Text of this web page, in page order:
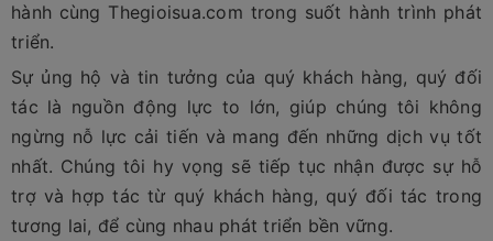
hành cùng Thegioisua.com trong suốt hành trình phát
triển.
Sự ủng hộ và tin tưởng của quý khách hàng, quý đối
tác là nguồn động lực to lớn, giúp chúng tôi không
ngừng nỗ lực cải tiến và mang đến những dịch vụ tốt
nhất. Chúng tôi hy vọng sẽ tiếp tục nhận được sự hỗ
trợ và hợp tác từ quý khách hàng, quý đối tác trong
tương lai, để cùng nhau phát triển bền vững.